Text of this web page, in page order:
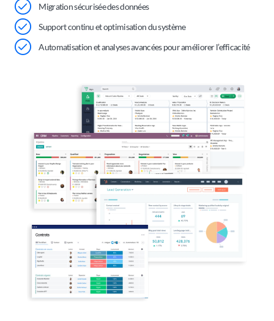
Migration sécurisée des données
Support continu et optimisation du système
Automatisation et analyses avancées pour améliorer l’efficacité